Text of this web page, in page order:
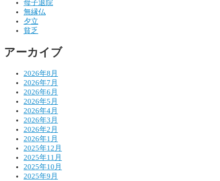
ン
母子退院
無縁仏
夕立
貧乏
アーカイブ
2026年8月
2026年7月
2026年6月
2026年5月
2026年4月
2026年3月
2026年2月
2026年1月
2025年12月
2025年11月
2025年10月
2025年9月